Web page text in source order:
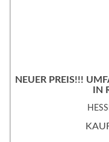
NEUER PREIS!!!
IN